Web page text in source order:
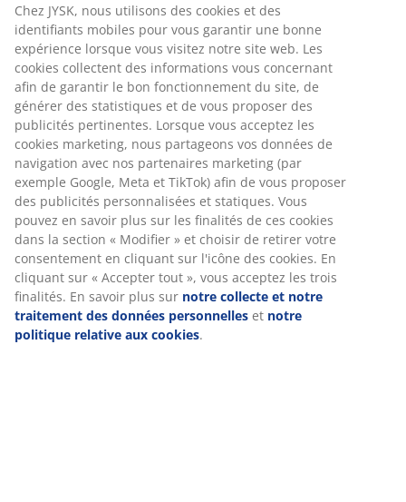
Chez JYSK, nous utilisons des cookies et des
identifiants mobiles pour vous garantir une bonne
expérience lorsque vous visitez notre site web. Les
cookies collectent des informations vous concernant
afin de garantir le bon fonctionnement du site, de
générer des statistiques et de vous proposer des
publicités pertinentes. Lorsque vous acceptez les
cookies marketing, nous partageons vos données de
navigation avec nos partenaires marketing (par
exemple Google, Meta et TikTok) afin de vous proposer
des publicités personnalisées et statiques. Vous
pouvez en savoir plus sur les finalités de ces cookies
dans la section « Modifier » et choisir de retirer votre
consentement en cliquant sur l'icône des cookies. En
cliquant sur « Accepter tout », vous acceptez les trois
finalités. En savoir plus sur notre collecte et notre
traitement des données personnelles et notre
politique relative aux cookies.